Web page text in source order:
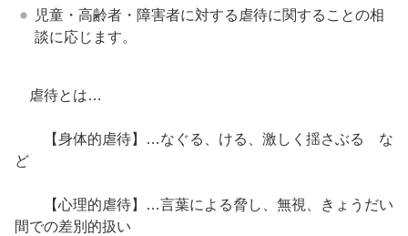
児童・高齢者・障害者に対する虐待に関することの相
談に応じます。
虐待とは…
【身体的虐待】…なぐる、ける、激しく揺さぶる な
ど
【心理的虐待】…言葉による脅し、無視、きょうだい
間での差別的扱い